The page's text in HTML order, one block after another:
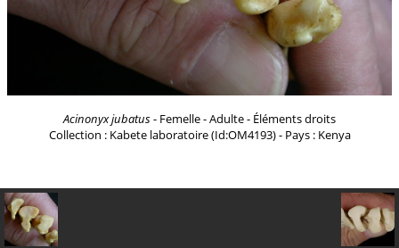
Acinonyx jubatus- Femelle - Adulte - Éléments droits
Collection : Kabete laboratoire (Id:OM4193) - Pays : Kenya